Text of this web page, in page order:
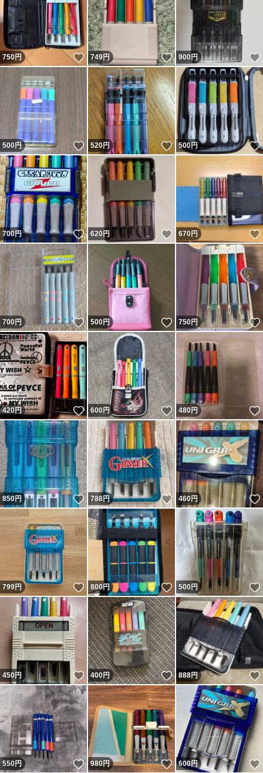
750円 いいね！
749円 いいね！
900円
500円 いいね！
520円 いいね！
500円
700円 いいね！
620円 いいね！
670円
700円 いいね！
500円 いいね！
750円
420円 いいね！
600円 いいね！
480円
850円 いいね！
788円 いいね！
460円
799円 いいね！
800円 いいね！
500円
450円 いいね！
400円 いいね！
888円
550円 いいね！
980円 いいね！
600円